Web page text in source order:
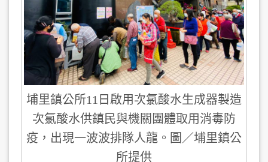
埔里鎮公所11日啟用次氯酸水生成器製造
次氯酸水供鎮民與機關團體取用消毒防
疫，出現一波波排隊人龍。圖／埔里鎮公
所提供